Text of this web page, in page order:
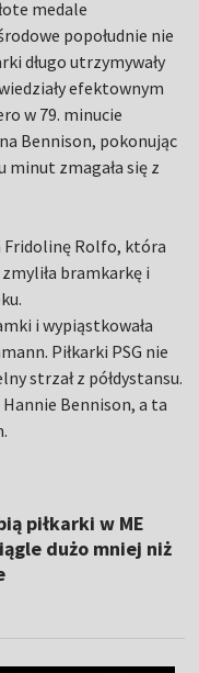
medale
popołudnie nie
długo utrzymywały
efektownym
w 79. minucie
Bennison, pokonując
zmagała się z
Fridolinę Rolfo, która
bramkarkę i
i wypiąstkowała
Piłkarki PSG nie
strzał z półdystansu.
Bennison, a ta
piłkarki w ME
dużo mniej niż